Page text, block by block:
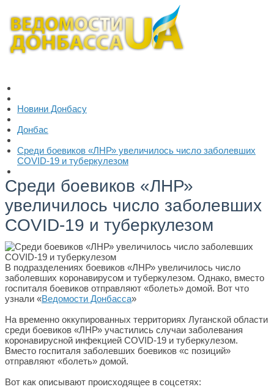
Новини Донбасу
Донбас
Среди боевиков «ЛНР» увеличилось число заболевших
COVID-19 и туберкулезом
Среди боевиков «ЛНР»
увеличилось число заболевших
COVID-19 и туберкулезом
В подразделениях боевиков «ЛНР» увеличилось число
заболевших коронавирусом и туберкулезом. Однако, вместо
госпиталя боевиков отправляют «болеть» домой. Вот что
узнали «Ведомости Донбасса»
На временно оккупированных территориях Луганской области
среди боевиков «ЛНР» участились случаи заболевания
коронавирусной инфекцией COVID-19 и туберкулезом.
Вместо госпиталя заболевших боевиков «с позиций»
отправляют «болеть» домой.
Вот как описывают происходящее в соцсетях: